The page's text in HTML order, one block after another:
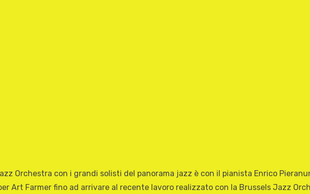
Orchestra con i grandi solisti del panorama jazz è con il pianista Enrico
Art Farmer fino ad arrivare al recente lavoro realizzato con la Brussels Jazz